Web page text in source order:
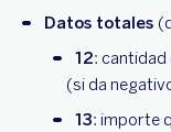
Datos totales
12: cantidad
(si da
13: importe